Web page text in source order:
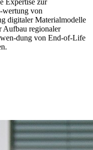
Expertise zur
wertung von
digitaler Materialmodelle
Aufbau regionaler
dung von End-of-Life